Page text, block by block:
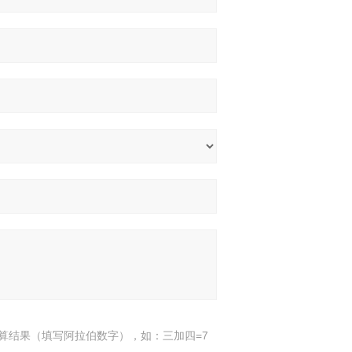
结果（填写阿拉伯数字），如：三加四=7